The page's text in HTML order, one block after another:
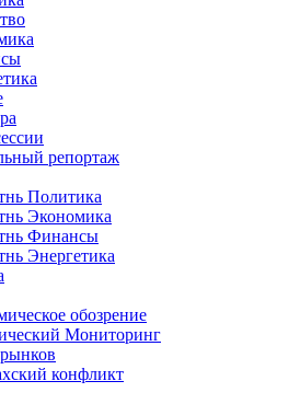
репортаж
Политика
Экономика
Финансы
Энергетика
обозрение
Мониторинг
конфликт